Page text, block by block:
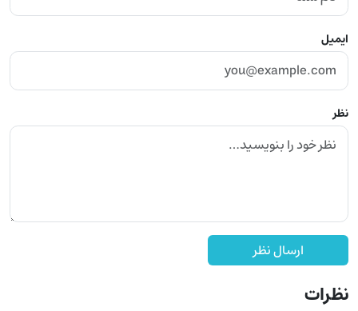
ایمیل
نظر
ارسال نظر
نظرات